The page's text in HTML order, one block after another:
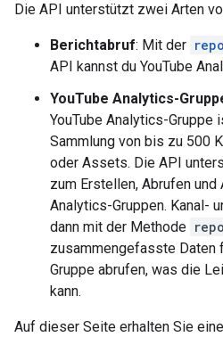
Die API unterstützt zwei Arten
Berichtabruf: Mit der
API kannst du YouTube
YouTube Analytics-
YouTube Analytics-
Sammlung von bis zu 500
oder Assets. Die API
zum Erstellen, Abrufen und
Analytics-Gruppen. Kanal-
dann mit der Methode
zusammengefasste Daten
Gruppe abrufen, was die
kann.
Auf dieser Seite erhalten Sie